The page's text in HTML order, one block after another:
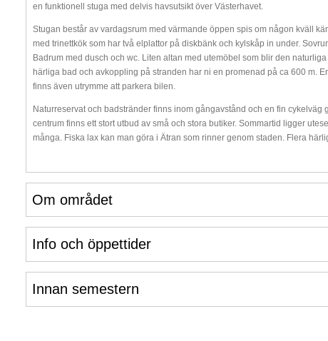
en funktionell stuga med delvis havsutsikt över Västerhavet.
Stugan består av vardagsrum med värmande öppen spis om någon kväll
med trinettkök som har två elplattor på diskbänk och kylskåp in under.
Badrum med dusch och wc. Liten altan med utemöbel som blir den
härliga bad och avkoppling på stranden har ni en promenad på ca 600 m.
finns även utrymme att parkera bilen.
Naturreservat och badstränder finns inom gångavstånd och en fin
centrum finns ett stort utbud av små och stora butiker. Sommartid ligger
många. Fiska lax kan man göra i Ätran som rinner genom staden. Flera
Om området
Info och öppettider
Innan semestern